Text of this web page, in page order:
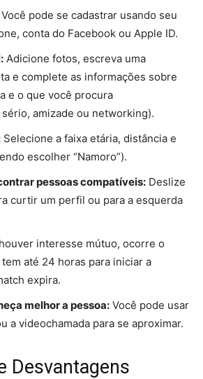
Você pode se cadastrar usando seu
conta do Facebook ou Apple ID.
Adicione fotos, escreva uma
e complete as informações sobre
e o que você procura
amizade ou networking).
Selecione a faixa etária, distância e
escolher “Namoro”).
pessoas compatíveis: Deslize
curtir um perfil ou para a esquerda
interesse mútuo, ocorre o
até 24 horas para iniciar a
expira.
melhor a pessoa: Você pode usar
a videochamada para se aproximar.
Desvantagens